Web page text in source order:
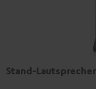
Stand-